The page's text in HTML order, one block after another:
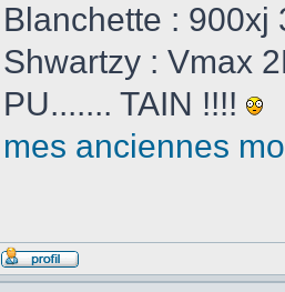
Blanchette :
Shwartzy : Vmax
PU....... TAIN !!!!
mes anciennes